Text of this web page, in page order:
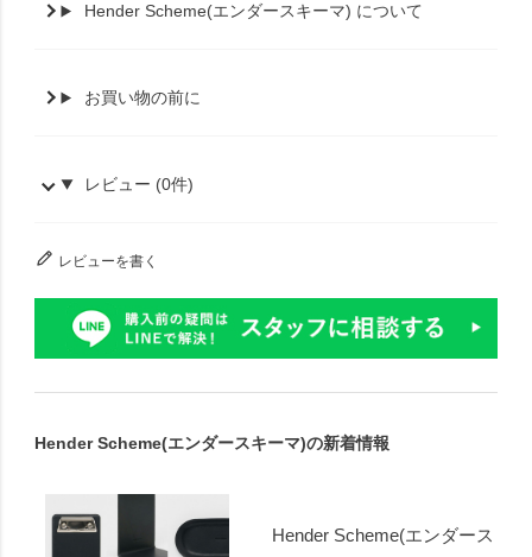
Hender Scheme(エンダースキーマ) について
お買い物の前に
レビュー (0件)
レビューを書く
Hender Scheme(エンダースキーマ)の新着情報
Hender Scheme(エンダース